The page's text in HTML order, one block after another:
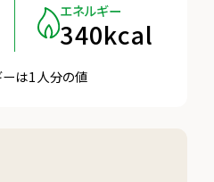
エネルギー
340kcal
は1人分の値